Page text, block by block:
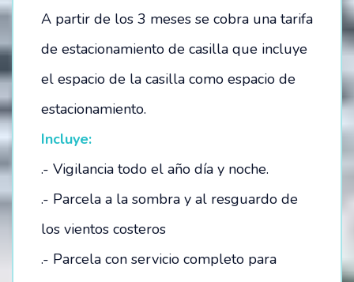
A partir de los 3 meses se cobra una tarifa
de estacionamiento de casilla que incluye
el espacio de la casilla como espacio de
estacionamiento.
Incluye:
.- Vigilancia todo el año día y noche.
.- Parcela a la sombra y al resguardo de
los vientos costeros
.- Parcela con servicio completo para